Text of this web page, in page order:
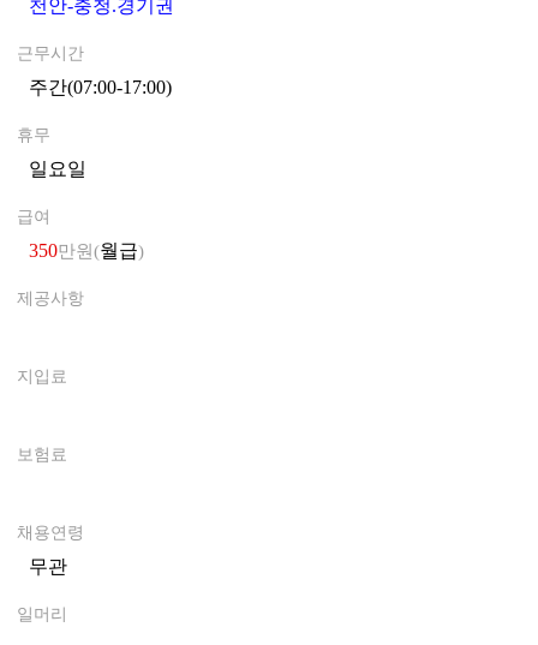
천안-충청.경기권
근무시간
주간(07:00-17:00)0
휴무
일요일
급여
350만원(월급)
제공사항
지입료
보험료
채용연령
무관
일머리